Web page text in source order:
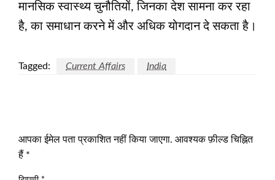
मानसिक स्वास्थ्य चुनौतियों, जिनका देश सामना कर रहा
है, का समाधान करने में और अधिक योगदान दे सकता है।
Tagged: Current Affairs India
आपका ईमेल पता प्रकाशित नहीं किया जाएगा. आवश्यक फ़ील्ड चिह्नित
हैं *